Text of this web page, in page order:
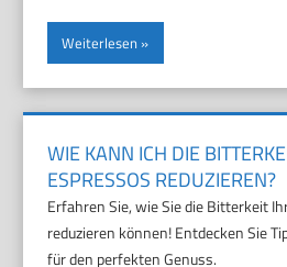
Weiterlesen
WIE KANN ICH DIE
ESPRESSOS REDUZIEREN?
Erfahren Sie, wie Sie die Bitterkeit
reduzieren können! Entdecken Sie
für den perfekten Genuss.